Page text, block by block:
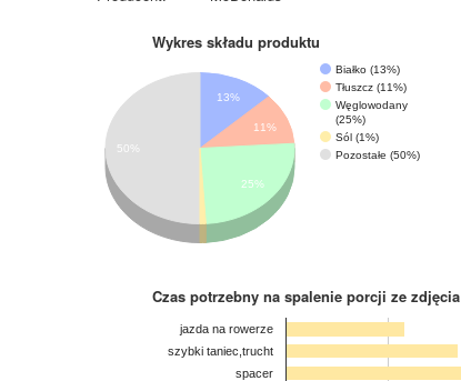
Wykres składu produktu
Białko (13%)
Tłuszcz (11%)
Węglowodany
(25%)
Sól (1%)
Pozostałe (50%)
13%
11%
25%
50%
Czas potrzebny na spalenie porcji ze zdjęcia
jazda na rowerze
szybki taniec,trucht
spacer